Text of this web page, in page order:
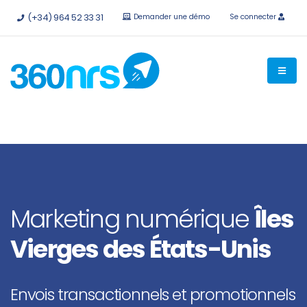
Essayez-le gratuitement sans engagementAPI et
(+34) 964 52 33 31 Demander une démo Se connecter
Marketing numériqueÎles
Vierges des États-Unis
Envois transactionnels et promotionnels